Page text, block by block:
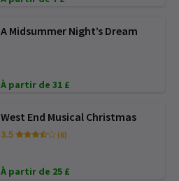
A Midsummer Night’s Dream
À partir de 31 £
West End Musical Christmas
3.5 (6)
À partir de 25 £